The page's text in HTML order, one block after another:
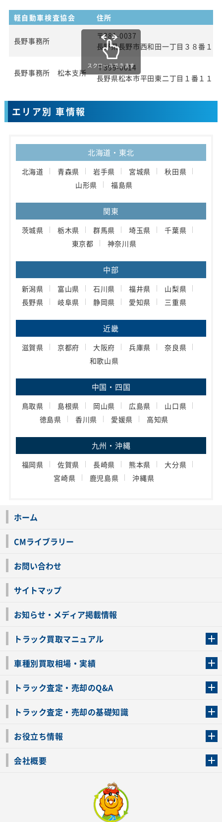
軽自動車検査協会 住所
長野事務所
〒381-0037
長野県長野市西和田一丁目３８番１号
長野事務所 松本支所
〒399-0014
長野県松本市平田東二丁目１番１１号
スクロールできます
エリア別 車情報
北海道・東北
北海道 青森県 岩手県 宮城県
秋田県
山形県
福島県
関東
茨城県 栃木県 群馬県 埼玉県
千葉県
東京都
神奈川県
中部
新潟県 富山県 石川県 福井県
山梨県
長野県
岐阜県 静岡県 愛知県 三重県
近畿
滋賀県 京都府 大阪府 兵庫県
奈良県
和歌山県
中国・四国
鳥取県 島根県 岡山県 広島県
山口県
徳島県
香川県 愛媛県 高知県
九州・沖縄
福岡県 佐賀県 長崎県 熊本県
大分県
宮崎県
鹿児島県 沖縄県
ホーム
CMライブラリー
お問い合わせ
サイトマップ
お知らせ・メディア掲載情報
トラック買取マニュアル
車種別買取相場・実績
トラック査定・売却のQ&A
トラック査定・売却の基礎知識
お役立ち情報
会社概要